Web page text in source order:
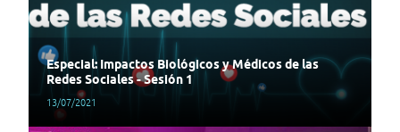
Especial: Impactos Biológicos y Médicos de las
Redes Sociales - Sesión 1
13/07/2021